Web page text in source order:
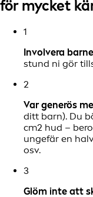
för mycket
1
Involvera
stund ni gör
2
Var generös
ditt barn). Du
cm2 hud –
ungefär en
osv.
3
Glöm inte att